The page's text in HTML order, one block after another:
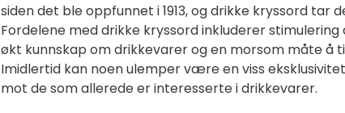
siden det ble oppfunnet i 1913, og drikke kryssord tar
Fordelene med drikke kryssord inkluderer
økt kunnskap om drikkevarer og en morsom måte å
Imidlertid kan noen ulemper være en viss
mot de som allerede er interesserte i drikkevarer.